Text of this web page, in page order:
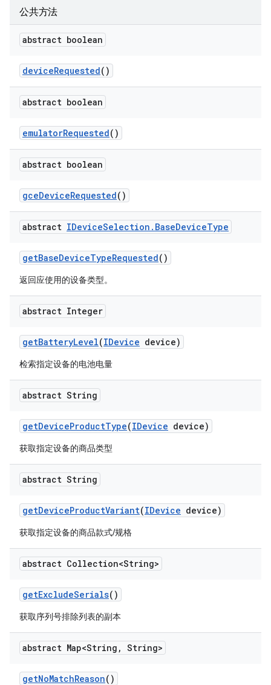
公共方法
abstract boolean
deviceRequested()
abstract boolean
emulatorRequested()
abstract boolean
gceDeviceRequested()
abstract IDeviceSelection . BaseDeviceType
getBaseDeviceTypeRequested()
返回应使用的设备类型。
abstract Integer
getBatteryLevel(IDevice device)
检索指定设备的电池电量
abstract String
getDeviceProductType(IDevice device)
获取指定设备的商品类型
abstract String
getDeviceProductVariant(IDevice device)
获取指定设备的商品款式/规格
abstract Collection<String>
getExcludeSerials()
获取序列号排除列表的副本
abstract Map<String , String>
getNoMatchReason()